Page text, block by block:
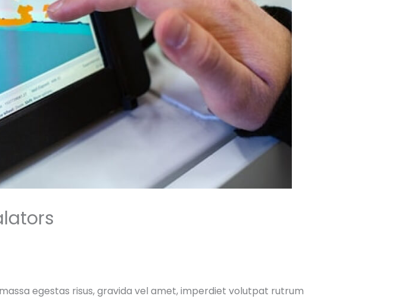
egestas risus, gravida vel amet, imperdiet volutpat rutrum